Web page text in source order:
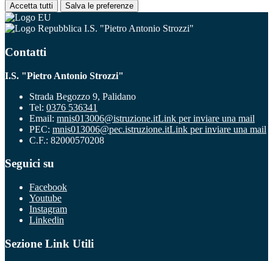
Accetta tutti Salva le preferenze
I.S. "Pietro Antonio Strozzi"
Contatti
I.S. "Pietro Antonio Strozzi"
Strada Begozzo 9, Palidano
Tel: 0376 536341
Email: mnis013006@istruzione.itLink per inviare una mail
PEC: mnis013006@pec.istruzione.itLink per inviare una mail
C.F.: 82000570208
Seguici su
Facebook
Youtube
Instagram
Linkedin
Sezione Link Utili